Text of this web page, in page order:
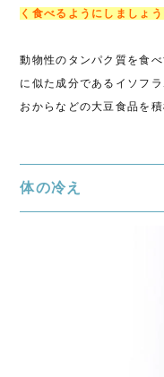
く食べるようにしましょう
動物性のタンパク質を食
に似た成分であるイソフ
おからなどの大豆食品を
体の冷え